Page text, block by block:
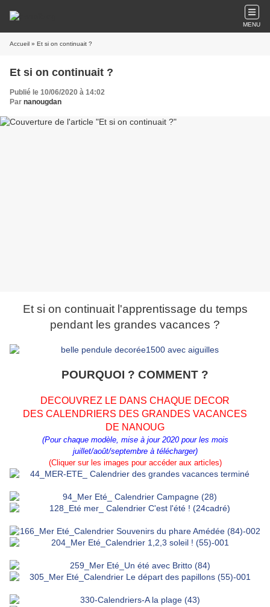
MENU
Accueil » Et si on continuait ?
Et si on continuait ?
Publié le 10/06/2020 à 14:02
Par nanougdan
Et si on continuait l'apprentissage du temps
pendant les grandes vacances ?
POURQUOI ? COMMENT ?
DECOUVREZ LE DANS CHAQUE DECOR
DES CALENDRIERS DES GRANDES VACANCES
DE NANOUG
(Pour chaque modèle, mise à jour 2020 pour les mois
juillet/août/septembre à télécharger)
(Cliquer sur les images pour accéder aux articles)